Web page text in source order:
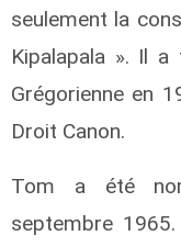
seulement la
Kipalapala ». Il
Grégorienne en
Droit Canon.
Tom a été
septembre